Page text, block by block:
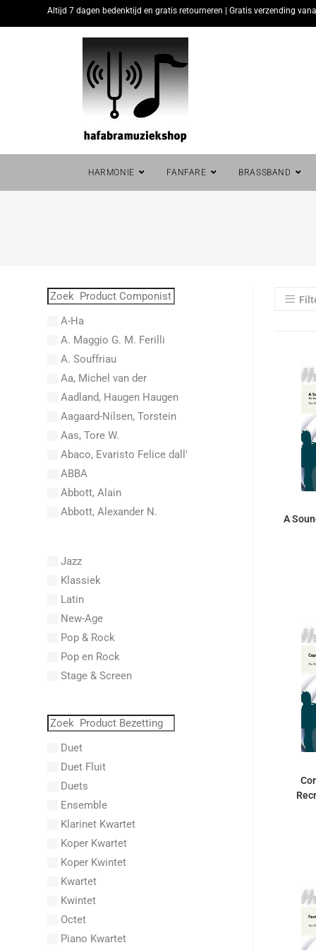
Altijd 7 dagen bedenktijd en gratis retourneren | Gratis verzending
HARMONIE FANFARE BRASSBAND
A
A-Ha
A. Maggio G. M. Ferilli
A. Souffriau
Aa, Michel van der
Aadland, Haugen Haugen
Aagaard-Nilsen, Torstein
Aas, Tore W.
Abaco, Evaristo Felice dall'
ABBA
Abbott, Alain
Abbott, Alexander N.
Abel, Lex
Aberg, Johan Ludvig
Aboucaya, Christian
Aboulker, Isabelle
Abraham, Paul
Abrams, Lester
Abreu, Zequinha
Absil, Jean
Abt, Franz Wilhelm
AC/DC
Achleitner, Rudolf
Acker, Dieter
Acosta, Omar
Adam Gorb
Adam, Adolphe Charles
Adam, Amy
Adams, Billy
Adams, Bryan
Adams, Byron
Jazz
Klassiek
Latin
New-Age
Pop & Rock
Pop en Rock
Stage & Screen
Duet
Duet Fluit
Duets
Ensemble
Klarinet Kwartet
Koper Kwartet
Koper Kwintet
Kwartet
Kwintet
Octet
Piano Kwartet